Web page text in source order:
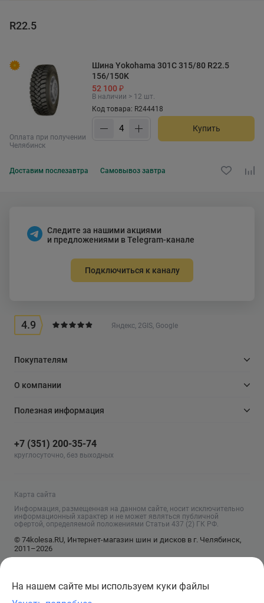
R22.5
Оплата при получении
Челябинск
Шина Yokohama 301C 315/80 R22.5
156/150K
52 100 ₽
В наличии > 12 шт.
Код товара: R244418
Купить
Доставим послезавтра Самовывоз завтра
Следите за нашими акциями
и предложениями в Telegram-канале
Подключиться к каналу
4.9 Яндекс, 2GIS, Google
Покупателям
О компании
Полезная информация
+7 (351) 200-35-74
круглосуточно, без выходных
Карта сайта
Информация, размещенная на данном сайте, носит исключительно
информационный характер и не может являться публичной
офертой, определяемой положениями Статьи 437 (2) ГК РФ.
© 74kolesa.RU, Интернет-магазин шин и дисков в г. Челябинск,
2011–2026
На нашем сайте мы используем куки файлы